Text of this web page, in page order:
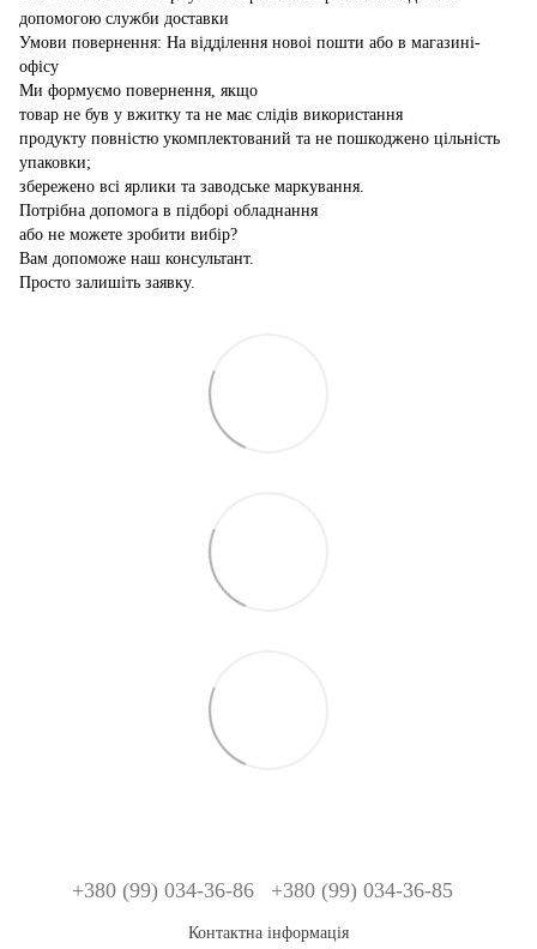
допомогою служби доставки
Умови повернення: На відділення новоі пошти або в магазині-
офісу
Ми формуємо повернення, якщо
товар не був у вжитку та не має слідів використання
продукту повністю укомплектований та не пошкоджено цільність
упаковки;
збережено всі ярлики та заводське маркування.
Потрібна допомога в підборі обладнання
або не можете зробити вибір?
Вам допоможе наш консультант.
Просто залишіть заявку.
+380 (99) 034-36-86 +380 (99) 034-36-85
Контактна інформація